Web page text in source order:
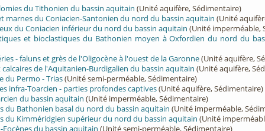
du Tithonien du bassin aquitain (Unité aquifère, Sédimentaire)
marnes du Coniacien-Santonien du nord du bassin aquitain (Unité
du Coniacien inférieur du nord du bassin aquitain (Unité imperméable,
et bioclastiques du Bathonien moyen à Oxfordien du nord du
- faluns et grès de l'Oligocène à l'ouest de la Garonne(Unité aquifère,
calcaires de l'Aquitanien-Burdigalien du bassin aquitain (Unité aquifère,
du Permo - Trias(Unité semi-perméable, Sédimentaire)
infra-Toarcien - parties profondes captives(Unité aquifère, Sédimentaire)
du bassin aquitain (Unité imperméable, Sédimentaire)
du Bathonien basal du nord du bassin aquitain (Unité imperméable,
du Kimméridgien supérieur du nord du bassin aquitain (Unité
Eocènes du bassin aquitain (Unité semi-perméable, Sédimentaire)